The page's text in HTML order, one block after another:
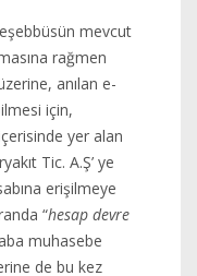
mevcut
rağmen
anılan e-
için,
yer alan
Tic. A.Ş’ ye
erişilmeye
“hesap devre
muhasebe
de bu kez